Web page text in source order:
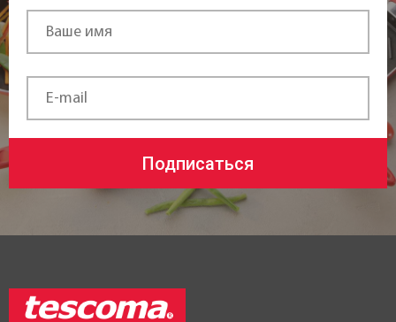
Под заказ
Страна регистрация бренда:
Чехия
Подписаться